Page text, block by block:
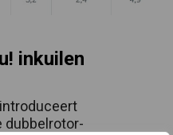
inkuilen
dubbelrotor-